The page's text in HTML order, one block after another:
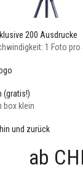
200 Ausdrucke
1 Foto pro
(gratis!)
box klein
und zurück
ab